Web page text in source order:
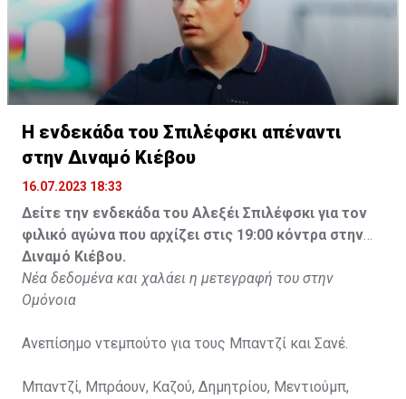
Η ενδεκάδα του Σπιλέφσκι απέναντι
στην Διναμό Κιέβου
16.07.2023 18:33
Δείτε την ενδεκάδα του Αλεξέι Σπιλέφσκι για τον
φιλικό αγώνα που αρχίζει στις 19:00 κόντρα στην
Διναμό Κιέβου.
Νέα δεδομένα και χαλάει η μετεγραφή του στην
Ομόνοια
Ανεπίσημο ντεμπούτο για τους Μπαντζί και Σανέ.
Μπαντζί, Μπράουν, Καζού, Δημητρίου, Μεντιούμπ,